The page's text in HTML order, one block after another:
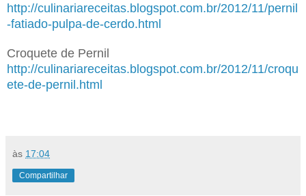
http://culinariareceitas.blogspot.com.br/2012/11/pernil
-fatiado-pulpa-de-cerdo.html
Croquete de Pernil
http://culinariareceitas.blogspot.com.br/2012/11/croqu
ete-de-pernil.html
às 17:04
Compartilhar